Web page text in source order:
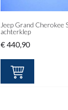
Jeep Grand Cherokee
achterklep
€440,90